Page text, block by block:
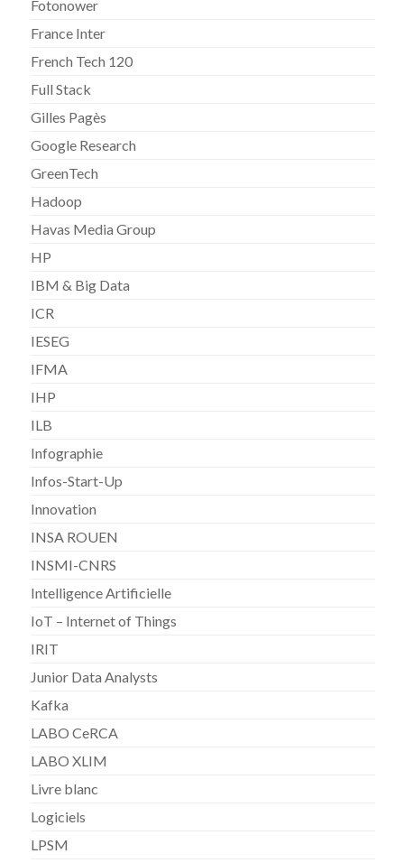
Fotonower
France Inter
French Tech 120
Full Stack
Gilles Pagès
Google Research
GreenTech
Hadoop
Havas Media Group
HP
IBM & Big Data
ICR
IESEG
IFMA
IHP
ILB
Infographie
Infos-Start-Up
Innovation
INSA ROUEN
INSMI-CNRS
Intelligence Artificielle
IoT – Internet of Things
IRIT
Junior Data Analysts
Kafka
LABO CeRCA
LABO XLIM
Livre blanc
Logiciels
LPSM